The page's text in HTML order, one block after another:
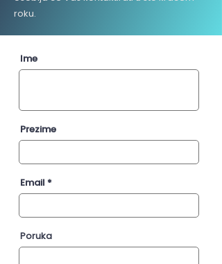
roku.
Ime
Prezime
Email
Poruka